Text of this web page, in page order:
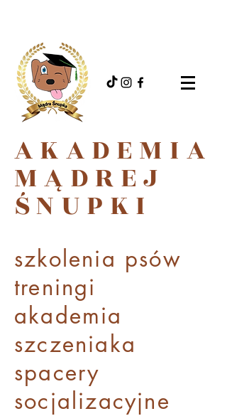
AKADEMIA
MĄDREJ
ŚNUPKI
szkolenia psów
treningi
akademia
szczeniaka
spacery
socjalizacyjne